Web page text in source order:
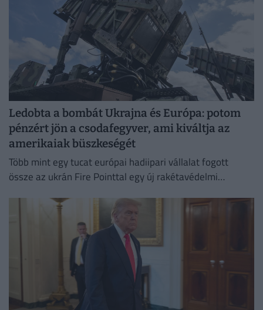
Ledobta a bombát Ukrajna és Európa: potom
pénzért jön a csodafegyver, ami kiváltja az
amerikaiak büszkeségét
Több mint egy tucat európai hadiipari vállalat fogott
össze az ukrán Fire Pointtal egy új rakétavédelmi